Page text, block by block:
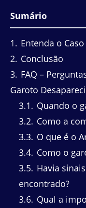
Sumário
1
Entenda o
2 Conclusão
3 FAQ –
Garoto
3.1
Quando o
3.2 Como a
3.3 O que é o
3.4 Como o
3.5 Havia
encontrado?
3.6 Qual a